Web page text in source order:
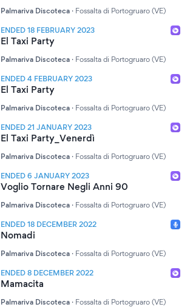
Palmariva Discoteca · Fossalta di Portogruaro (VE)
ENDED 18 FEBRUARY 2023
El Taxi Party
Palmariva Discoteca · Fossalta di Portogruaro (VE)
ENDED 4 FEBRUARY 2023
El Taxi Party
Palmariva Discoteca · Fossalta di Portogruaro (VE)
ENDED 21 JANUARY 2023
El Taxi Party_Venerdì
Palmariva Discoteca · Fossalta di Portogruaro (VE)
ENDED 6 JANUARY 2023
Voglio Tornare Negli Anni 90
Palmariva Discoteca · Fossalta di Portogruaro (VE)
ENDED 18 DECEMBER 2022
Nomadi
Palmariva Discoteca · Fossalta di Portogruaro (VE)
ENDED 8 DECEMBER 2022
Mamacita
Palmariva Discoteca · Fossalta di Portogruaro (VE)